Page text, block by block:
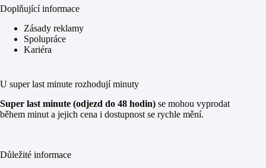
Doplňující informace
Zásady reklamy
Spolupráce
Kariéra
U super last minute rozhodují minuty
Super last minute (odjezd do 48 hodin) se mohou vyprodat
během minut a jejich cena i dostupnost se rychle mění.
Důležité informace